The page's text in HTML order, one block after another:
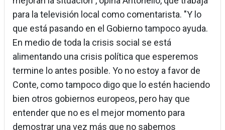
para la televisión local como comentarista. "Y lo
que está pasando en el Gobierno tampoco ayuda.
En medio de toda la crisis social se está
alimentando una crisis política que esperemos
termine lo antes posible. Yo no estoy a favor de
Conte, como tampoco digo que lo estén haciendo
bien otros gobiernos europeos, pero hay que
entender que no es el mejor momento para
demostrar una vez más que no sabemos